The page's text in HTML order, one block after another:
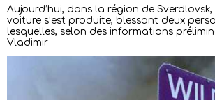
Aujourd’hui, dans la région de
voiture s’est produite, blessant deux
lesquelles, selon des informations
Vladimir